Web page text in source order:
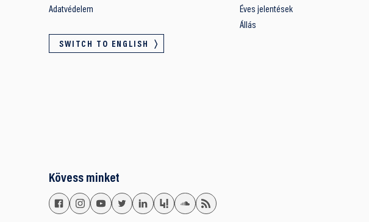
Adatvédelem
SWITCH TO ENGLISH
Éves jelentések
Állás
Kövess minket